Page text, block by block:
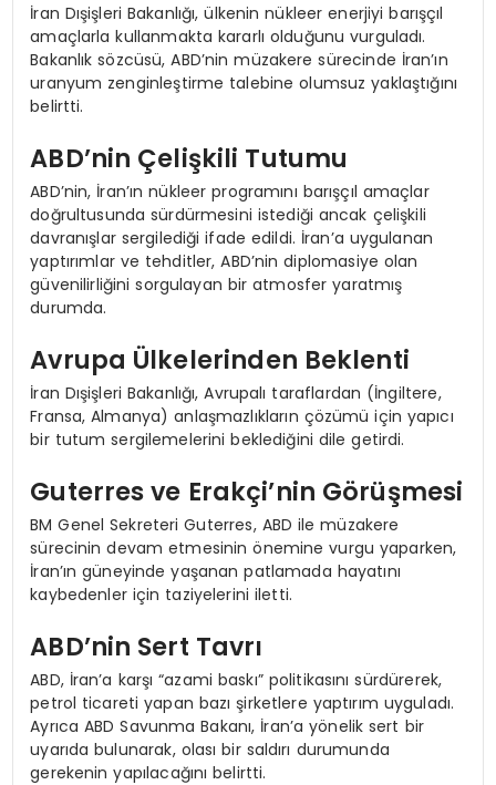
İran Dışişleri Bakanlığı, ülkenin nükleer enerjiyi barışçıl
amaçlarla kullanmakta kararlı olduğunu vurguladı.
Bakanlık sözcüsü, ABD’nin müzakere sürecinde İran’ın
uranyum zenginleştirme talebine olumsuz yaklaştığını
belirtti.
ABD’nin Çelişkili Tutumu
ABD’nin, İran’ın nükleer programını barışçıl amaçlar
doğrultusunda sürdürmesini istediği ancak çelişkili
davranışlar sergilediği ifade edildi. İran’a uygulanan
yaptırımlar ve tehditler, ABD’nin diplomasiye olan
güvenilirliğini sorgulayan bir atmosfer yaratmış
durumda.
Avrupa Ülkelerinden Beklenti
İran Dışişleri Bakanlığı, Avrupalı taraflardan (İngiltere,
Fransa, Almanya) anlaşmazlıkların çözümü için yapıcı
bir tutum sergilemelerini beklediğini dile getirdi.
Guterres ve Erakçi’nin Görüşmesi
BM Genel Sekreteri Guterres, ABD ile müzakere
sürecinin devam etmesinin önemine vurgu yaparken,
İran’ın güneyinde yaşanan patlamada hayatını
kaybedenler için taziyelerini iletti.
ABD’nin Sert Tavrı
ABD, İran’a karşı “azami baskı” politikasını sürdürerek,
petrol ticareti yapan bazı şirketlere yaptırım uyguladı.
Ayrıca ABD Savunma Bakanı, İran’a yönelik sert bir
uyarıda bulunarak, olası bir saldırı durumunda
gerekenin yapılacağını belirtti.